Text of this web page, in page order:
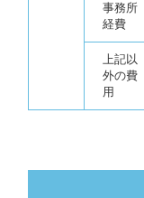
事務所
経費
上記以
外の費
用